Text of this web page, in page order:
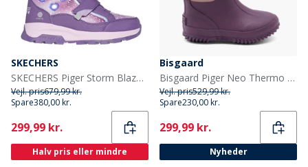
SKECHERS
SKECHERS Piger Storm Blazer Vandtætte Sko Lilla
Vejl. pris679,99 kr.
Spare380,00 kr.
Current
299,99 kr.
Halv pris eller mindre
Bisgaard
Bisgaard Piger Neo Thermo Støvler Plum
Vejl. pris529,99 kr.
Spare230,00 kr.
Current
299,99 kr.
Nyheder